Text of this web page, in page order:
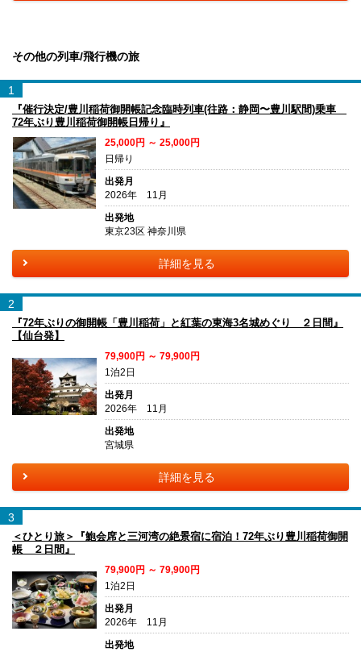
その他の列車/飛行機の旅
1
『催行決定/豊川稲荷御開帳記念臨時列車(往路：静岡〜豊川駅間)乗車
72年ぶり豊川稲荷御開帳日帰り』
25,000円 ～ 25,000円
日帰り
出発月
2026年 11月
出発地
東京23区 神奈川県
詳細を見る
2
『72年ぶりの御開帳「豊川稲荷」と紅葉の東海3名城めぐり ２日間』
【仙台発】
79,900円 ～ 79,900円
1泊2日
出発月
2026年 11月
出発地
宮城県
詳細を見る
3
＜ひとり旅＞『鮑会席と三河湾の絶景宿に宿泊！72年ぶり豊川稲荷御開
帳 ２日間』
79,900円 ～ 79,900円
1泊2日
出発月
2026年 11月
出発地